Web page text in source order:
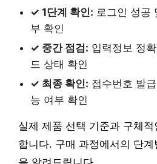
✓ 1단계 확인: 로그인 성공
부 확인
✓ 중간 점검: 입력정보 정
드 상태 확인
✓ 최종 확인: 접수번호 발
능 여부 확인
실제 제품 선택 기준과 구체
합니다. 구매 과정에서의 단